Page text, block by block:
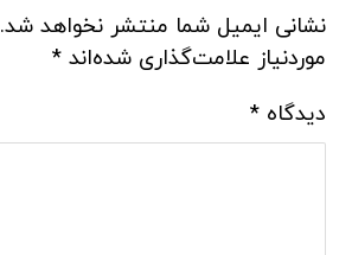
نشانی ایمیل شما منتشر نخواهد شد.
موردنیاز علامت‌گذاری شده‌اند*
دیدگاه*